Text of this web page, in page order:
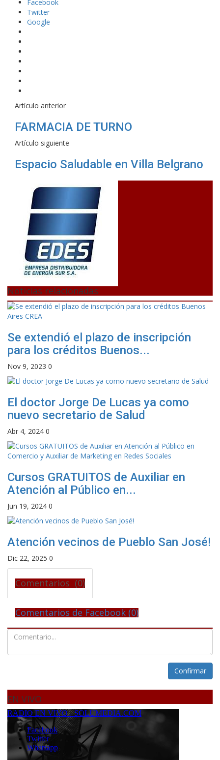
Facebook
Twitter
Google
Artículo anterior
FARMACIA DE TURNO
Artículo siguiente
Espacio Saludable en Villa Belgrano
Noticias relacionadas
Se extendió el plazo de inscripción
para los créditos Buenos...
Nov 9, 2023 0
El doctor Jorge De Lucas ya como
nuevo secretario de Salud
Abr 4, 2024 0
Cursos GRATUITOS de Auxiliar en
Atención al Público en...
Jun 19, 2024 0
Atención vecinos de Pueblo San José!
Dic 22, 2025 0
Comentarios (0)
Comentarios de Facebook (0)
Confirmar
EN VIVO